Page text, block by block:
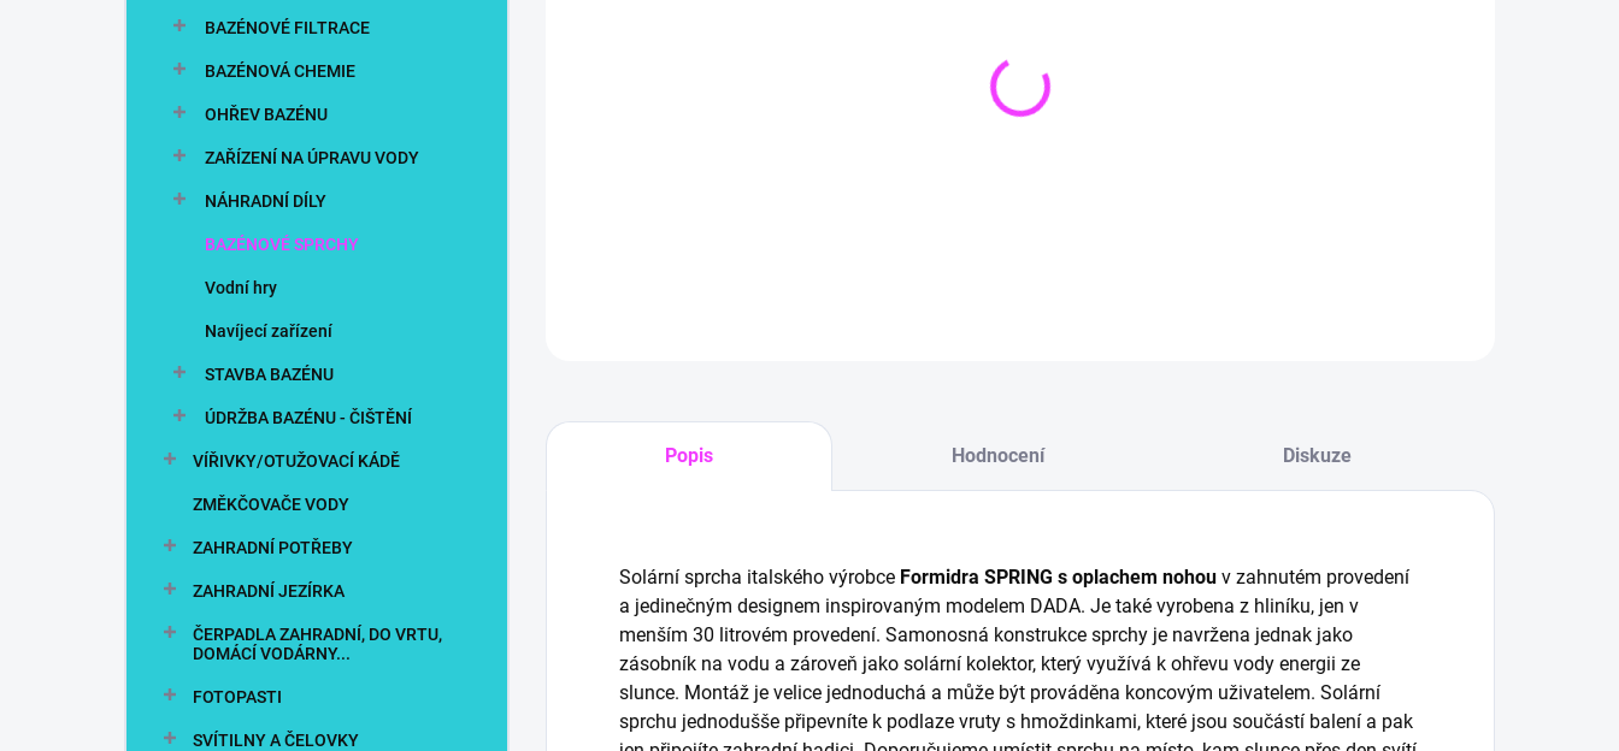
BAZÉNOVÉ FILTRACE
BAZÉNOVÁ CHEMIE
OHŘEV BAZÉNU
ZAŘÍZENÍ NA ÚPRAVU VODY
NÁHRADNÍ DÍLY
BAZÉNOVÉ SPRCHY
Vodní hry
Navíjecí zařízení
STAVBA BAZÉNU
ÚDRŽBA BAZÉNU - ČIŠTĚNÍ
VÍŘIVKY/OTUŽOVACÍ KÁDĚ
ZMĚKČOVAČE VODY
ZAHRADNÍ POTŘEBY
ZAHRADNÍ JEZÍRKA
ČERPADLA ZAHRADNÍ, DO VRTU,
DOMÁCÍ VODÁRNY...
FOTOPASTI
SVÍTILNY A ČELOVKY
Popis Hodnocení Diskuze
Solární sprcha italského výrobce Formidra SPRING s oplachem nohou v zahnutém provedení
a jedinečným designem inspirovaným modelem DADA. Je také vyrobena z hliníku, jen v
menším 30 litrovém provedení. Samonosná konstrukce sprchy je navržena jednak jako
zásobník na vodu a zároveň jako solární kolektor, který využívá k ohřevu vody energii ze
slunce. Montáž je velice jednoduchá a může být prováděna koncovým uživatelem. Solární
sprchu jednodušše připevníte k podlaze vruty s hmoždinkami, které jsou součástí balení a pak